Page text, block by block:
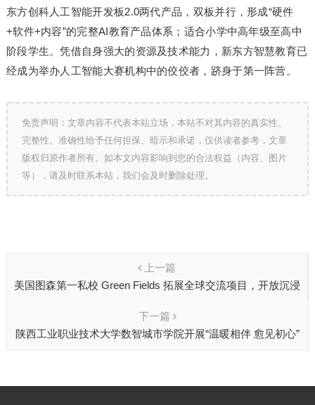
东方创科人工智能开发板2.0两代产品，双板并行，形成“硬件
+软件+内容”的完整AI教育产品体系；适合小学中高年级至高中
阶段学生。凭借自身强大的资源及技术能力，新东方智慧教育已
经成为举办人工智能大赛机构中的佼佼者，跻身于第一阵营。
免责声明：文章内容不代表本站立场，本站不对其内容的真实性、
完整性、准确性给予任何担保、暗示和承诺，仅供读者参考，文章
版权归原作者所有。如本文内容影响到您的合法权益（内容、图片
等），请及时联系本站，我们会及时删除处理。
上一篇
美国图森第一私校 Green Fields 拓展全球交流项目，开放沉浸
下一篇
陕西工业职业技术大学数智城市学院开展“温暖相伴 愈见初心”